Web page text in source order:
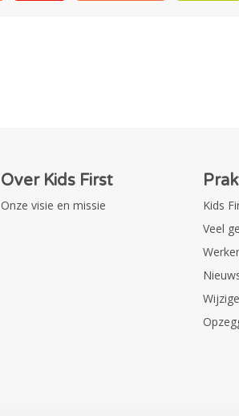
Over Kids First
Onze visie en missie
Kids
Veel